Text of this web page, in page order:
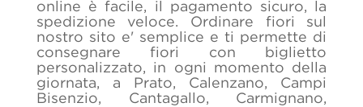
online è facile, il pagamento sicuro, la
spedizione veloce. Ordinare fiori sul
nostro sito e' semplice e ti permette di
consegnare fiori con biglietto
personalizzato, in ogni momento della
giornata, a Prato, Calenzano, Campi
Bisenzio, Cantagallo, Carmignano,